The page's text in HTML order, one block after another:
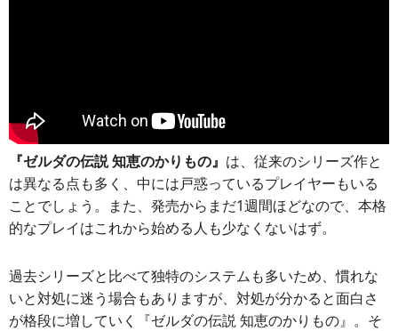
『ゼルダの伝説 知恵のかりもの』 は、従来のシリーズ作と
は異なる点も多く、中には戸惑っているプレイヤーもいる
ことでしょう。また、発売からまだ1週間ほどなので、本格
的なプレイはこれから始める人も少なくないはず。
過去シリーズと比べて独特のシステムも多いため、慣れな
いと対処に迷う場合もありますが、対処が分かると面白さ
が格段に増していく『ゼルダの伝説 知恵のかりもの』。そ